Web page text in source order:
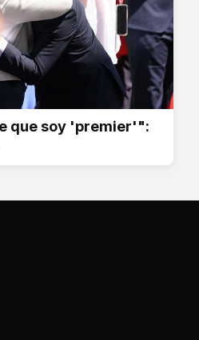
que soy 'premier'":